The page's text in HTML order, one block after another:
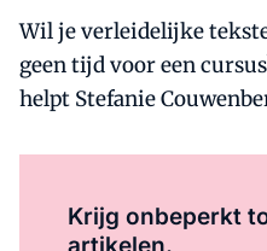
Wil je verleidelijke
geen tijd voor een
helpt Stefanie
Krijg onbeperkt